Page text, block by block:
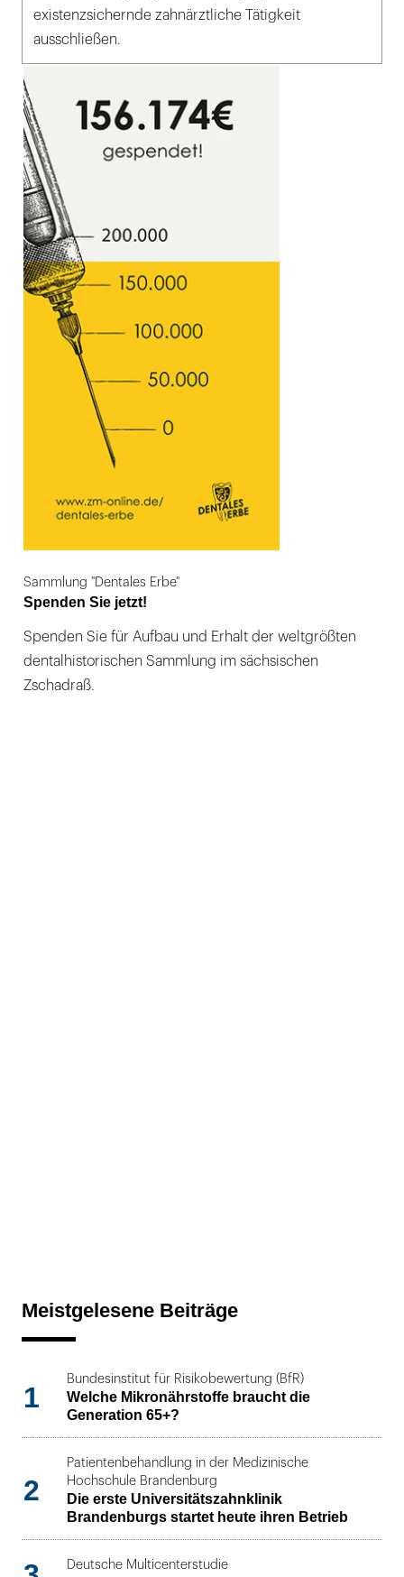
existenzsichernde zahnärztliche Tätigkeit
ausschließen.
Sammlung "Dentales Erbe"
Spenden Sie jetzt!
Spenden Sie für Aufbau und Erhalt der weltgrößten
dentalhistorischen Sammlung im sächsischen
Zschadraß.
Meistgelesene Beiträge
1
Bundesinstitut für Risikobewertung (BfR)
Welche Mikronährstoffe braucht die
Generation 65+?
2
Patientenbehandlung in der Medizinische
Hochschule Brandenburg
Die erste Universitätszahnklinik
Brandenburgs startet heute ihren Betrieb
Deutsche Multicenterstudie